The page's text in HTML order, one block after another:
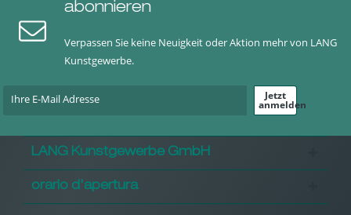
abonnieren
Verpassen Sie keine Neuigkeit oder Aktion mehr von LANG
Kunstgewerbe.
Jetzt
anmelden
LANG Kunstgewerbe GmbH
orario d'apertura